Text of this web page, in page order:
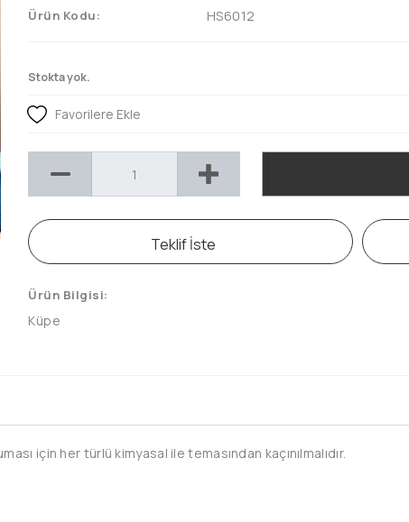
Ürün Kodu: HS6012
Stokta yok.
Favorilere Ekle
Teklif İste
Ürün Bilgisi:
Küpe
için her türlü kimyasal ile temasından kaçınılmalıdır.